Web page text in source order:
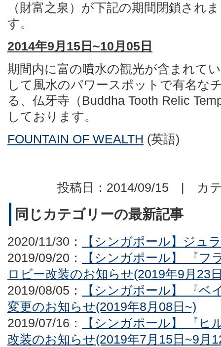
（財富之泉）が下記の期間閉鎖されま
す。
2014年9月15日~10月05日
期間内に富の噴水の観光が含まれて
して風水のパワースポットで有名な
る、仏牙寺（Buddha Tooth Relic
しております。
FOUNTAIN OF WEALTH (英語)
投稿日：2014/09/15 | カ
同じカテゴリーの最新記事
2020/11/30：
【シンガポール】ジュ
2019/09/20：
【シンガポール】 『フ
ロビー改装のお知らせ(2019年9月23
2019/08/05：
【シンガポール】 『ベ
変更のお知らせ(2019年8月08日~)
2019/07/16：
【シンガポール】 『ヒ
改装のお知らせ(2019年7月15日~9月